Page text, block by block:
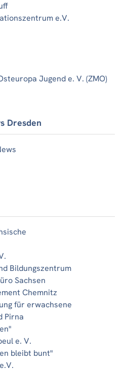
e.V.
Jugend e. V. (ZMO)
Dresden
Bildungszentrum
Sachsen
Chemnitz
für erwachsene
Pirna
e. V.
bleibt bunt"